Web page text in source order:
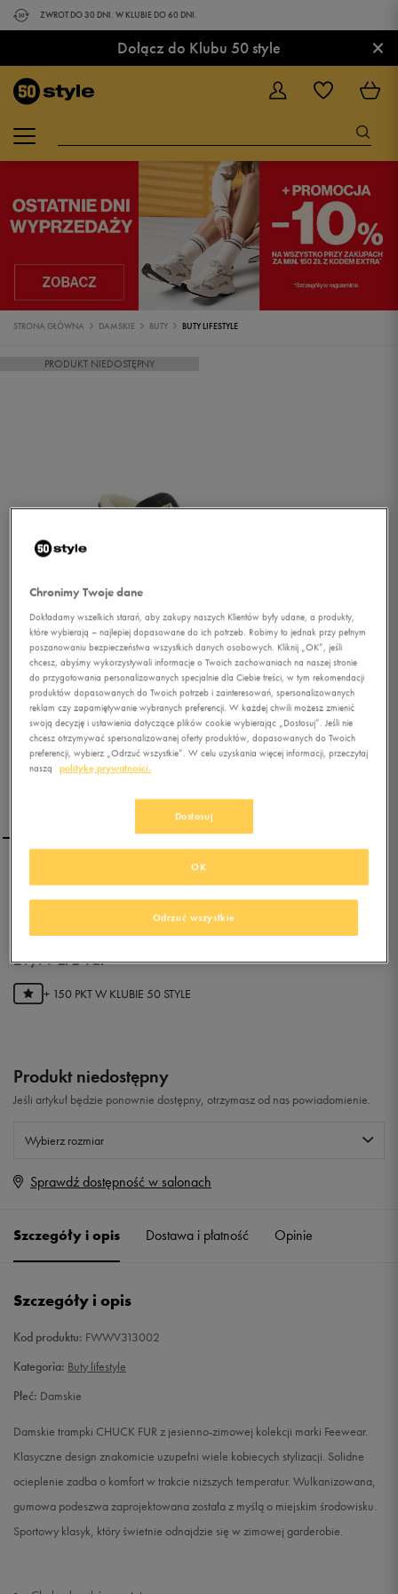
ZWROT DO 30 DNI. W KLUBIE DO 60 DNI.
Dołącz do Klubu 50 style ×
STRONA GŁÓWNA DAMSKIE BUTY BUTY LIFESTYLE
PRODUKT NIEDOSTĘPNY
FEEWEAR CHUCK FUR
0.0(0)
29,99złz Vat
+ 150 PKT W KLUBIE 50 STYLE
Produkt niedostępny
Jeśli artykuł będzie ponownie dostępny, otrzymasz od nas powiadomienie.
Wybierz rozmiar
Rozmiary EU
39 25 cm
41 26 cm Powiadom o dostępności
Sprawdź dostępność w salonach
Szczegóły i opis Dostawa i płatność Opinie
Szczegóły i opis
Kod produktu: FWWV313002
Kategoria: Buty lifestyle
Płeć: Damskie
Damskie trampki CHUCK FUR z jesienno-zimowej kolekcji marki Feewear.
Klasyczne design znakomicie uzupełni wiele kobiecych stylizacji. Solidne
ocieplenie zadba o komfort w trakcie niższych temperatur. Wulkanizowana,
gumowa podeszwa zaprojektowana została z myślą o miejskim środowisku.
Sportowy klasyk, który świetnie odnajdzie się w zimowej garderobie.
Chronimy Twoje dane
Dokładamy wszelkich starań, aby zakupy naszych Klientów były udane, a produkty,
które wybierają – najlepiej dopasowane do ich potrzeb. Robimy to jednak przy pełnym
poszanowaniu bezpieczeństwa wszystkich danych osobowych. Kliknij „OK”, jeśli
chcesz, abyśmy wykorzystywali informacje o Twoich zachowaniach na naszej stronie
do przygotowania personalizowanych specjalnie dla Ciebie treści, w tym rekomendacji
produktów dopasowanych do Twoich potrzeb i zainteresowań, spersonalizowanych
reklam czy zapamiętywanie wybranych preferencji. W każdej chwili możesz zmienić
swoją decyzję i ustawienia dotyczące plików cookie wybierając „Dostosuj”. Jeśli nie
chcesz otrzymywać spersonalizowanej oferty produktów, dopasowanych do Twoich
preferencji, wybierz „Odrzuć wszystkie”. W celu uzyskania więcej informacji, przeczytaj
naszą
politykę prywatności.
Dostosuj
Odrzuć wszystkie
OK